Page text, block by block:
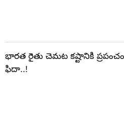
భారత రైతు చెమట కష్టానికి ప్రపంచం
ఫిదా..!